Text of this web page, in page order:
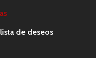
de deseos